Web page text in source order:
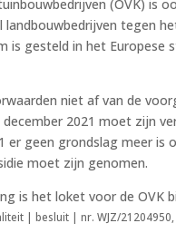
(OVK) is
tegen
is gesteld in het
niet af van de
2021 moet zijn
geen grondslag meer is
moet zijn genomen.
is het loket voor de OVK
| besluit | nr. WJZ/